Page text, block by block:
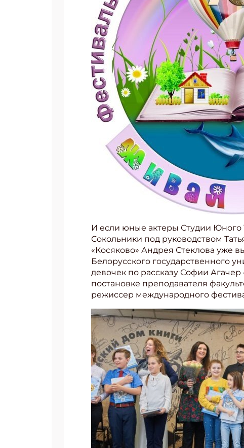
И если юные актеры Студии Юного
Сокольники под руководством
«Косяково» Андрея Стеклова уже
Белорусского государственного
девочек по рассказу Софии
постановке преподавателя
режиссер международного